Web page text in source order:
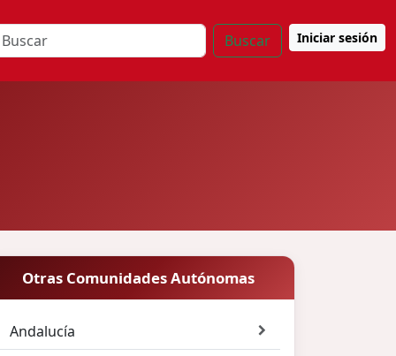
Buscar Iniciar sesión
Otras Comunidades Autónomas
Andalucía